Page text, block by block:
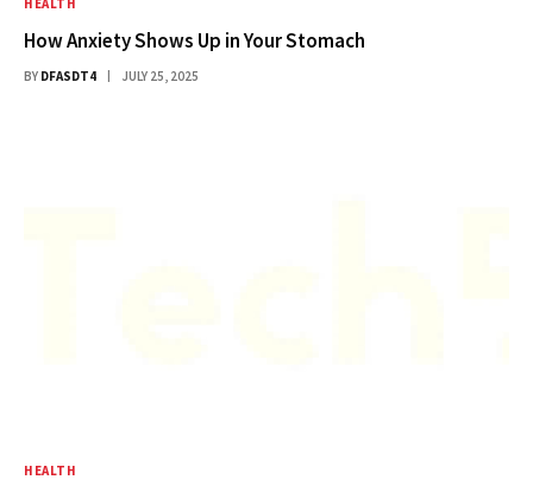
HEALTH
How Anxiety Shows Up in Your Stomach
BY DFASDT4 JULY 25, 2025
HEALTH